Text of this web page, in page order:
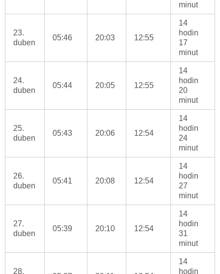
minut
23.
duben
05:46 20:03 12:55
14
hodin
17
minut
24.
duben
05:44 20:05 12:55
14
hodin
20
minut
25.
duben
05:43 20:06 12:54
14
hodin
24
minut
26.
duben
05:41 20:08 12:54
14
hodin
27
minut
27.
duben
05:39 20:10 12:54
14
hodin
31
minut
28.
14
hodin